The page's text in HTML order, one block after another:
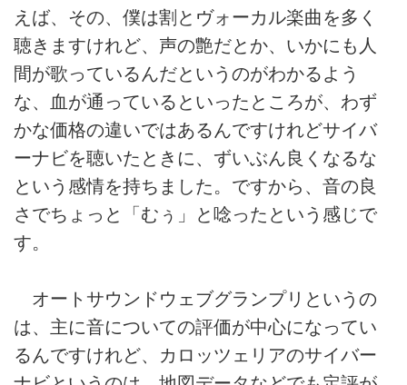
えば、その、僕は割とヴォーカル楽曲を多く
聴きますけれど、声の艶だとか、いかにも人
間が歌っているんだというのがわかるよう
な、血が通っているといったところが、わず
かな価格の違いではあるんですけれどサイバ
ーナビを聴いたときに、ずいぶん良くなるな
という感情を持ちました。ですから、音の良
さでちょっと「むぅ」と唸ったという感じで
す。
オートサウンドウェブグランプリというの
は、主に音についての評価が中心になってい
るんですけれど、カロッツェリアのサイバー